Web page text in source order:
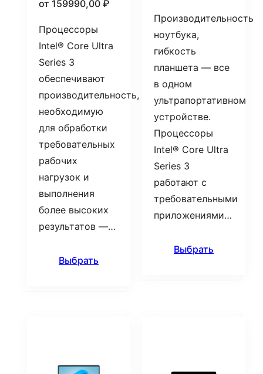
от 159990,00 ₽
Процессоры
Intel® Core Ultra
Series 3
обеспечивают
производительность,
необходимую
для обработки
требовательных
рабочих
нагрузок и
выполнения
более высоких
результатов —…
Выбрать
Производительность
ноутбука,
гибкость
планшета — все
в одном
ультрапортативном
устройстве.
Процессоры
Intel® Core Ultra
Series 3
работают с
требовательными
приложениями…
Выбрать